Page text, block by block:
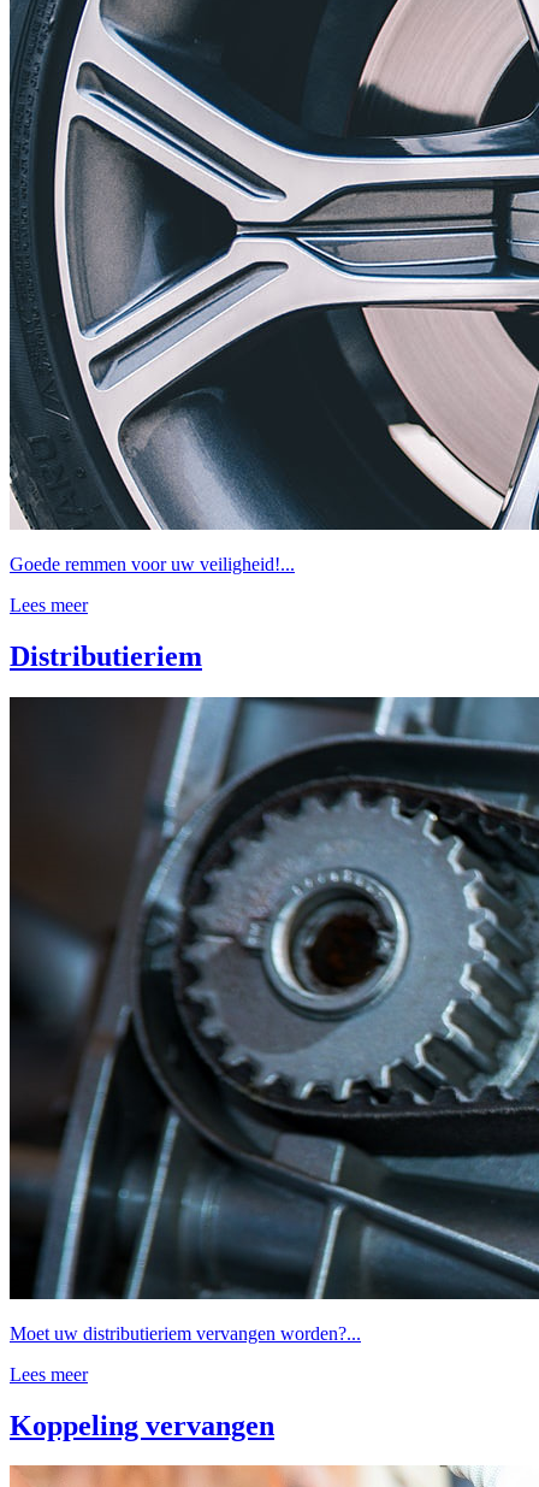
Goede remmen voor uw veiligheid!...
Lees meer
Distributieriem
Moet uw distributieriem vervangen worden?...
Lees meer
Koppeling vervangen